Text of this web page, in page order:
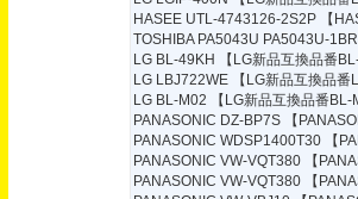
HASEE UTL-4743126-2S2P
【
TOSHIBA PA5043U PA5043U-
LG BL-49KH
【LG新品互換品番
LG LBJ722WE
【LG新品互換品
LG BL-M02
【LG新品互換品番
PANASONIC DZ-BP7S
【
PANASONIC WDSP1400T30
【
PANASONIC VW-VQT380
【
PANASONIC VW-VQT380
【